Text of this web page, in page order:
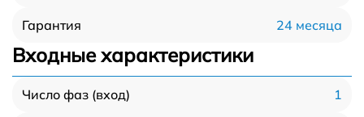
Гарантия 24 месяца
Входные характеристики
Число фаз (вход) 1